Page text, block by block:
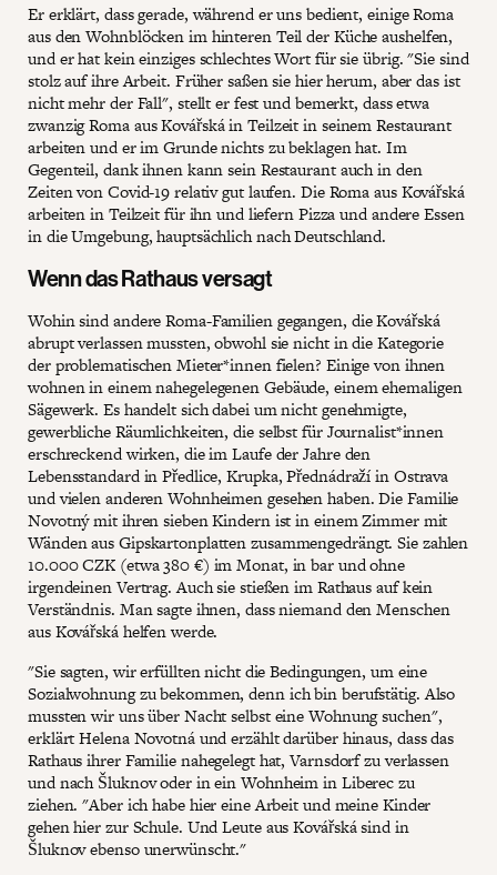
Er erklärt, dass gerade, während er uns bedient, einige Roma
aus den Wohnblöcken im hinteren Teil der Küche aushelfen,
und er hat kein einziges schlechtes Wort für sie übrig. "Sie sind
stolz auf ihre Arbeit. Früher saßen sie hier herum, aber das ist
nicht mehr der Fall", stellt er fest und bemerkt, dass etwa
zwanzig Roma aus Kovářská in Teilzeit in seinem Restaurant
arbeiten und er im Grunde nichts zu beklagen hat. Im
Gegenteil, dank ihnen kann sein Restaurant auch in den
Zeiten von Covid-19 relativ gut laufen. Die Roma aus Kovářská
arbeiten in Teilzeit für ihn und liefern Pizza und andere Essen
in die Umgebung, hauptsächlich nach Deutschland.
Wenn das Rathaus versagt
Wohin sind andere Roma-Familien gegangen, die Kovářská
abrupt verlassen mussten, obwohl sie nicht in die Kategorie
der problematischen Mieter*innen fielen? Einige von ihnen
wohnen in einem nahegelegenen Gebäude, einem ehemaligen
Sägewerk. Es handelt sich dabei um nicht genehmigte,
gewerbliche Räumlichkeiten, die selbst für Journalist*innen
erschreckend wirken, die im Laufe der Jahre den
Lebensstandard in Předlice, Krupka, Přednádraží in Ostrava
und vielen anderen Wohnheimen gesehen haben. Die Familie
Novotný mit ihren sieben Kindern ist in einem Zimmer mit
Wänden aus Gipskartonplatten zusammengedrängt. Sie zahlen
10.000 CZK (etwa 380 €) im Monat, in bar und ohne
irgendeinen Vertrag. Auch sie stießen im Rathaus auf kein
Verständnis. Man sagte ihnen, dass niemand den Menschen
aus Kovářská helfen werde.
"Sie sagten, wir erfüllten nicht die Bedingungen, um eine
Sozialwohnung zu bekommen, denn ich bin berufstätig. Also
mussten wir uns über Nacht selbst eine Wohnung suchen",
erklärt Helena Novotná und erzählt darüber hinaus, dass das
Rathaus ihrer Familie nahegelegt hat, Varnsdorf zu verlassen
und nach Šluknov oder in ein Wohnheim in Liberec zu
ziehen. "Aber ich habe hier eine Arbeit und meine Kinder
gehen hier zur Schule. Und Leute aus Kovářská sind in
Šluknov ebenso unerwünscht."